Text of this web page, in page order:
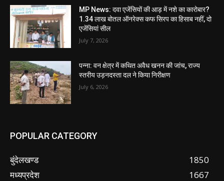
MP News: दवा एजेंसियों की आड़ में नशे का कारोबार?
1.34 लाख बोतल ऑनरेक्स कफ सिरप का हिसाब नहीं, दो
एजेंसियां सील
July 7, 2026
पन्ना: वन क्षेत्र में कथित अवैध खनन की जांच, राज्य
स्तरीय उड़नदस्ता दल ने किया निरीक्षण
July 6, 2026
POPULAR CATEGORY
बुंदेलखण्ड
1850
मध्यप्रदेश
1667